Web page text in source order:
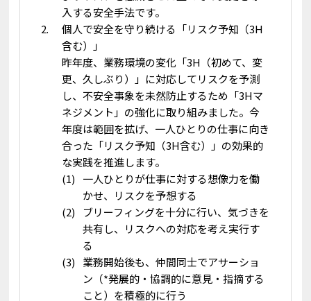
入する安全手法です。
個人で安全を守り続ける「リスク予知（3H
含む）」
昨年度、業務環境の変化「3H（初めて、変
更、久しぶり）」に対応してリスクを予測
し、不安全事象を未然防止するため「3Hマ
ネジメント」の強化に取り組みました。今
年度は範囲を拡げ、一人ひとりの仕事に向き
合った「リスク予知（3H含む）」の効果的
な実践を推進します。
一人ひとりが仕事に対する想像力を働
かせ、リスクを予想する
ブリーフィングを十分に行い、気づきを
共有し、リスクへの対応を考え実行す
る
業務開始後も、仲間同士でアサーショ
ン（*発展的・協調的に意見・指摘する
こと）を積極的に行う